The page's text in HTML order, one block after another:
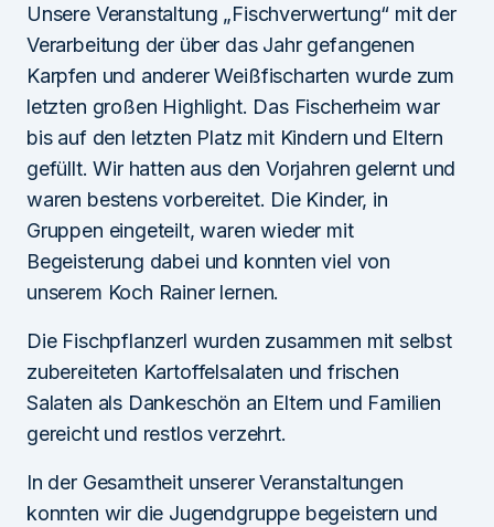
Unsere Veranstaltung „Fischverwertung“ mit der
Verarbeitung der über das Jahr gefangenen
Karpfen und anderer Weißfischarten wurde zum
letzten großen Highlight. Das Fischerheim war
bis auf den letzten Platz mit Kindern und Eltern
gefüllt. Wir hatten aus den Vorjahren gelernt und
waren bestens vorbereitet. Die Kinder, in
Gruppen eingeteilt, waren wieder mit
Begeisterung dabei und konnten viel von
unserem Koch Rainer lernen.
Die Fischpflanzerl wurden zusammen mit selbst
zubereiteten Kartoffelsalaten und frischen
Salaten als Dankeschön an Eltern und Familien
gereicht und restlos verzehrt.
In der Gesamtheit unserer Veranstaltungen
konnten wir die Jugendgruppe begeistern und